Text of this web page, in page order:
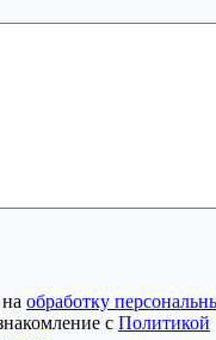
обработку
с Политикой